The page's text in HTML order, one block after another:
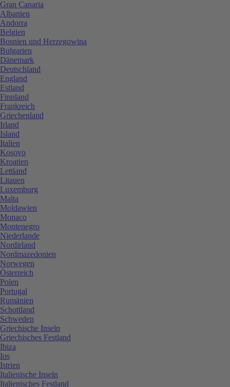
Gran Canaria
Albanien
Andorra
Belgien
Bosnien und Herzegowina
Bulgarien
Dänemark
Deutschland
England
Estland
Finnland
Frankreich
Griechenland
Irland
Island
Italien
Kosovo
Kroatien
Lettland
Litauen
Luxemburg
Malta
Moldawien
Monaco
Montenegro
Niederlande
Nordirland
Nordmazedonien
Norwegen
Österreich
Polen
Portugal
Rumänien
Schottland
Schweden
Griechische Inseln
Griechisches Festland
Ibiza
Ios
Istrien
Italienische Inseln
Italienisches Festland